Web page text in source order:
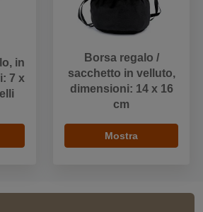
in
7 x
Borsa regalo /
sacchetto in velluto,
dimensioni: 14 x 16
cm
Mostra